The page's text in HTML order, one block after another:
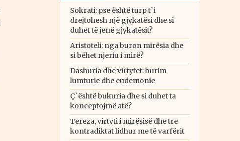
Sokrati: pse është turp t`i
drejtohesh një gjykatësi dhe si
duhet të jenë gjykatësit?
Aristoteli: nga buron mirësia dhe
si bëhet njeriu i mirë?
Dashuria dhe virtytet: burim
lumturie dhe eudemonie
Ç`është bukuria dhe si duhet ta
konceptojmë atë?
Tereza, virtyti i mirësisë dhe tre
kontradiktat lidhur me të varfërit